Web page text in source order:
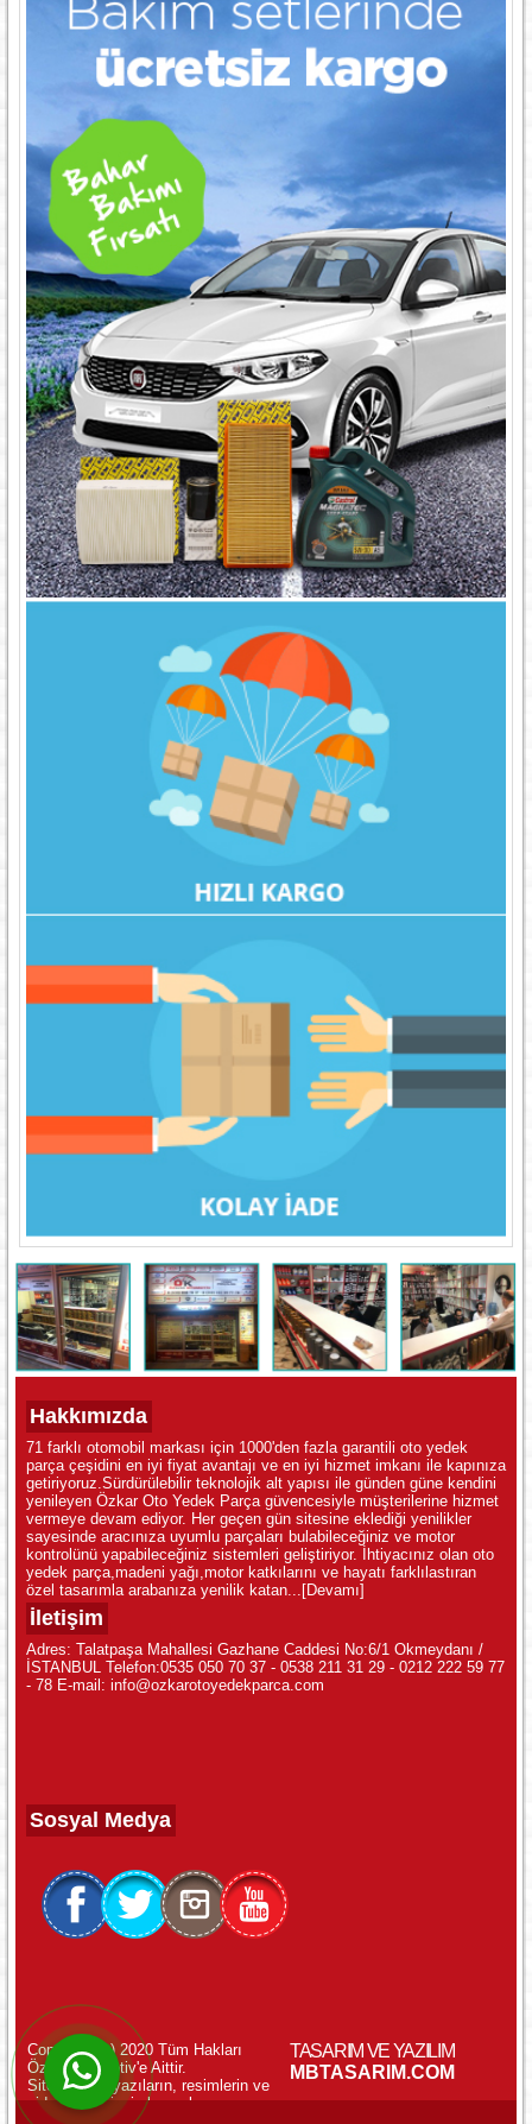
WhatsApp ile Online Destek!
Hakkımızda
71 farklı otomobil markası için 1000'den fazla garantili oto yedek
parça çeşidini en iyi fiyat avantajı ve en iyi hizmet imkanı ile kapınıza
getiriyoruz.Sürdürülebilir teknolojik alt yapısı ile günden güne kendini
yenileyen Özkar Oto Yedek Parça güvencesiyle müşterilerine hizmet
vermeye devam ediyor. Her geçen gün sitesine eklediği yenilikler
sayesinde aracınıza uyumlu parçaları bulabileceğiniz ve motor
kontrolünü yapabileceğiniz sistemleri geliştiriyor. İhtiyacınız olan oto
yedek parça,madeni yağı,motor katkılarını ve hayatı farklılastıran
özel tasarımla arabanıza yenilik katan...
[Devamı]
İletişim
Adres: Talatpaşa Mahallesi Gazhane Caddesi No:6/1 Okmeydanı /
İSTANBUL Telefon:0535 050 70 37 - 0538 211 31 29 - 0212 222 59 77
- 78 E-mail: info@ozkarotoyedekparca.com
Sosyal Medya
Copyright (c) 2020 Tüm Hakları
Özkar Otomotiv'e Aittir.
Sitemizdeki yazıların, resimlerin ve
videoların izinsiz kopyalanması
TASARIM VE YAZILIM
MBTASARIM.COM